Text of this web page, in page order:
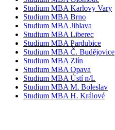
Studium MBA Karlovy Vary
Studium MBA Brno
Studium MBA Jihlava
Studium MBA Liberec
Studium MBA Pardubice
Studium MBA Č. Budějovice
Studium MBA Zlín
Studium MBA Opava
Studium MBA Ústí n/L
Studium MBA M. Boleslav
Studium MBA H. Králové